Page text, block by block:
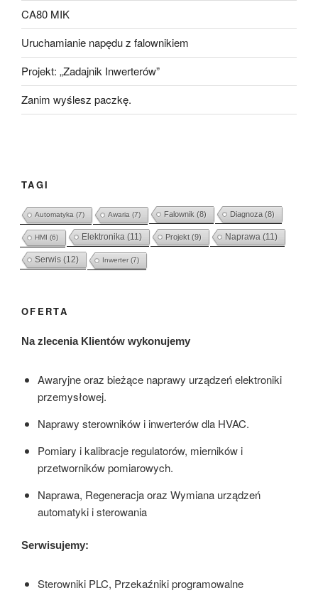
CA80 MIK
Uruchamianie napędu z falownikiem
Projekt: „Zadajnik Inwerterów”
Zanim wyślesz paczkę.
TAGI
Automatyka (7) Awaria (7) Falownik (8) Diagnoza (8)
HMI (6) Elektronika (11) Projekt (9) Naprawa (11)
Serwis (12) Inwerter(7)
OFERTA
Na zlecenia Klientów wykonujemy
Awaryjne oraz bieżące naprawy urządzeń elektroniki
przemysłowej.
Naprawy sterowników i inwerterów dla HVAC.
Pomiary i kalibracje regulatorów, mierników i
przetworników pomiarowych.
Naprawa, Regeneracja oraz Wymiana urządzeń
automatyki i sterowania
Serwisujemy:
Sterowniki PLC, Przekaźniki programowalne